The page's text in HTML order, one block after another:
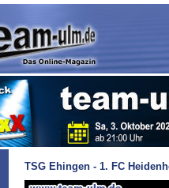
TSG Ehingen - 1. FC